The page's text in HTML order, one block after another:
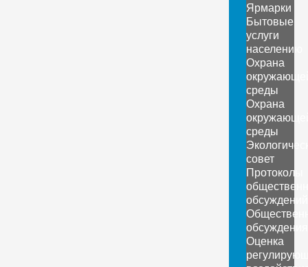
Ярмарки
Бытовые
услуги
населению
Охрана
среды
Охрана
среды
совет
Протоколы
обсуждений
обсуждения
Оценка